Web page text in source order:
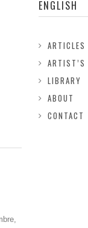
ENGLISH
ARTICLES
ARTIST’S
LIBRARY
ABOUT
CONTACT